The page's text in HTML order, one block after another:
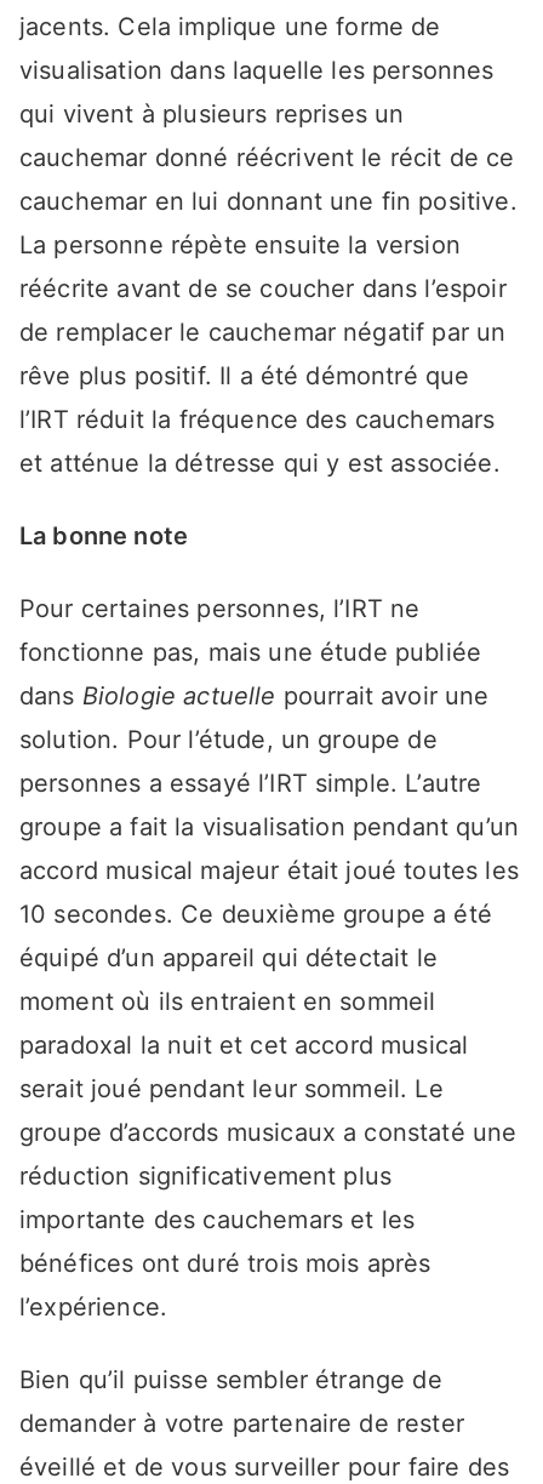
jacents. Cela implique une forme de
visualisation dans laquelle les personnes
qui vivent à plusieurs reprises un
cauchemar donné réécrivent le récit de ce
cauchemar en lui donnant une fin positive.
La personne répète ensuite la version
réécrite avant de se coucher dans l’espoir
de remplacer le cauchemar négatif par un
rêve plus positif. Il a été démontré que
l’IRT réduit la fréquence des cauchemars
et atténue la détresse qui y est associée.
La bonne note
Pour certaines personnes, l’IRT ne
fonctionne pas, mais une étude publiée
dans Biologie actuelle pourrait avoir une
solution. Pour l’étude, un groupe de
personnes a essayé l’IRT simple. L’autre
groupe a fait la visualisation pendant qu’un
accord musical majeur était joué toutes les
10 secondes. Ce deuxième groupe a été
équipé d’un appareil qui détectait le
moment où ils entraient en sommeil
paradoxal la nuit et cet accord musical
serait joué pendant leur sommeil. Le
groupe d’accords musicaux a constaté une
réduction significativement plus
importante des cauchemars et les
bénéfices ont duré trois mois après
l’expérience.
Bien qu’il puisse sembler étrange de
demander à votre partenaire de rester
éveillé et de vous surveiller pour faire des